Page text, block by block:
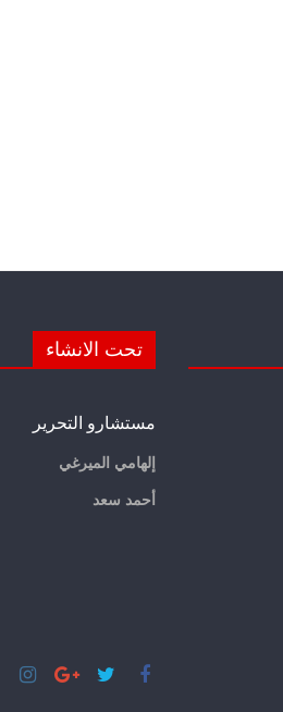
تحت الانشاء
مستشارو التحرير
إلهامي الميرغي
أحمد سعد